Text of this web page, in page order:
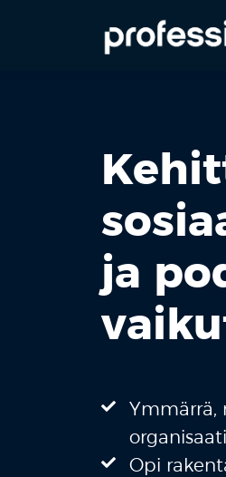
ja
Ymmärrä,
Opi